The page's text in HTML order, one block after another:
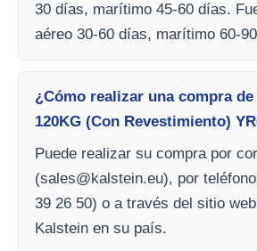
30 días, marítimo 45-60 días.
aéreo 30-60 días, marítimo 60-
¿Cómo realizar una compra de
120KG (Con Revestimiento)
Puede realizar su compra por
(sales@kalstein.eu), por
39 26 50) o a través del sitio
Kalstein en su país.